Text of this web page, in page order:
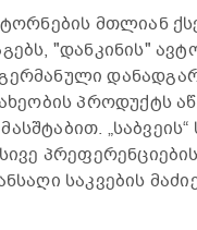
მთლიან
"დანკინის"
პროდუქტს
საკვების